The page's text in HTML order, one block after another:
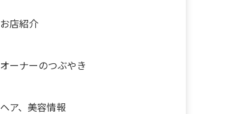
お店紹介
オーナーのつぶやき
ヘア、美容情報